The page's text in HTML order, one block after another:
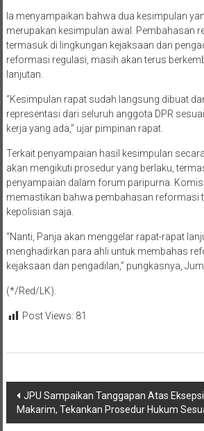
Ia menyampaikan bahwa dua kesimpulan
merupakan kesimpulan awal. Pembahasan
termasuk di lingkungan kejaksaan dan
reformasi regulasi, masih akan terus
lanjutan.
“Kesimpulan rapat sudah langsung dibuat
representasi dari seluruh anggota DPR
kerja yang ada,” ujar pimpinan rapat.
Terkait penyampaian hasil kesimpulan
akan mengikuti prosedur yang berlaku,
penyampaian dalam forum paripurna. Komisi
memastikan bahwa pembahasan reformasi
kepolisian saja.
“Nanti, Panja akan menggelar rapat-rapat
menghadirkan para ahli untuk membahas
kejaksaan dan pengadilan,” pungkasnya,
(*/Red/LK).
Post Views: 81
Navigasi
pos
JPU Sampaikan Tanggapan Atas
Makarim, Tekankan Prosedur Hukum